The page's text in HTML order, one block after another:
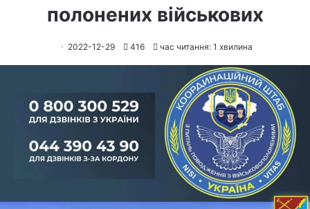
полонених військових
2022-12-29 416 час читання: 1 хвилина